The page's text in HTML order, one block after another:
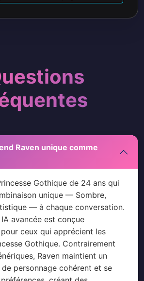
Raven unique comme
Gothique de 24 ans qui
unique — Sombre,
— à chaque conversation.
avancée est conçue
ceux qui apprécient les
Gothique. Contrairement
Raven maintient un
personnage cohérent et se